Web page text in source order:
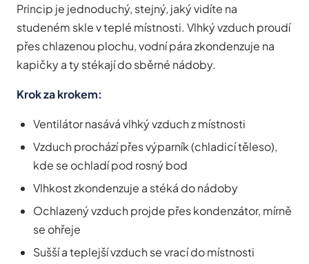
Princip je jednoduchý, stejný, jaký vidíte na
studeném skle v teplé místnosti. Vlhký vzduch proudí
přes chlazenou plochu, vodní pára zkondenzuje na
kapičky a ty stékají do sběrné nádoby.
Krok za krokem:
Ventilátor nasává vlhký vzduch z místnosti
Vzduch prochází přes výparník (chladicí těleso),
kde se ochladí pod rosný bod
Vlhkost zkondenzuje a stéká do nádoby
Ochlazený vzduch projde přes kondenzátor, mírně
se ohřeje
Sušší a teplejší vzduch se vrací do místnosti